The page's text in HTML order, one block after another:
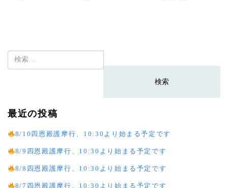
検
索:
最近の投稿
8/10四恩殿護摩行、10:30より始まる予定です
8/9四恩殿護摩行、10:30より始まる予定です
8/8四恩殿護摩行、10:30より始まる予定です
8/7四恩殿護摩行、10:30より始まる予定です